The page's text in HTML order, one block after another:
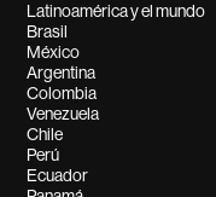
Latinoamérica y el mundo
Brasil
México
Argentina
Colombia
Venezuela
Chile
Perú
Ecuador